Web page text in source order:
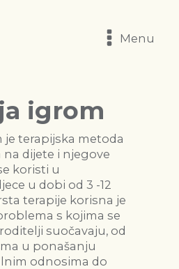
Menu
igrom
je terapijska metoda
dijete i njegove
koristi u
u dobi od 3 -12
terapije korisna je
s kojima se
suočavaju, od
u ponašanju
odnosima do